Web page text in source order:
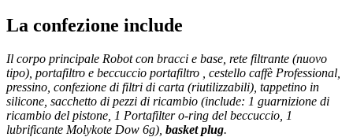
La confezione include
Il corpo principale Robot con bracci e base, rete filtrante (nuovo
tipo), portafiltro e beccuccio portafiltro
, cestello caffè Professional,
pressino, confezione di filtri di carta (riutilizzabili), tappetino in
silicone, sacchetto di pezzi di ricambio (include: 1 guarnizione di
ricambio del pistone, 1 Portafilter o-ring del beccuccio, 1
lubrificante Molykote Dow 6g), basket plug.